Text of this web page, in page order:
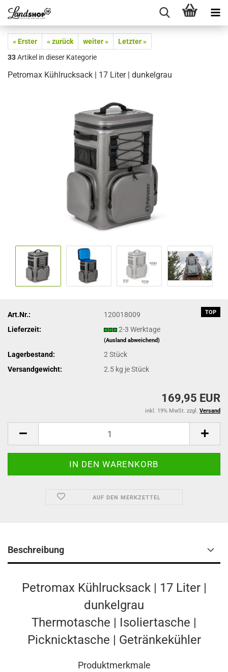
« Erster « zurück weiter »
Letzter »
33Artikel in dieser Kategorie
Petromax Kühlrucksack | 17 Liter | dunkelgrau
TOP
Art.Nr.:
120018009
Lieferzeit:
2-3 Werktage
(Ausland abweichend)
Lagerbestand: 2Stück
Versandgewicht:
2.5 kg je Stück
169,95 EUR
inkl. 19% MwSt. zzgl. Versand
AUF DEN MERKZETTEL
Beschreibung
Petromax Kühlrucksack | 17 Liter |
dunkelgrau
Thermotasche | Isoliertasche |
Picknicktasche | Getränkekühler
Produktmerkmale